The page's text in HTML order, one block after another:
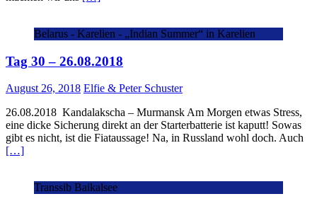
Belarus - Karelien - „Indian Summer“ in Karelien
Tag 30 – 26.08.2018
August 26, 2018 Elfie & Peter Schuster
26.08.2018 Kandalakscha – Murmansk Am Morgen etwas Stress,
eine dicke Sicherung direkt an der Starterbatterie ist kaputt! Sowas
gibt es nicht, ist die Fiataussage! Na, in Russland wohl doch. Auch
[…]
Transsib Baikalsee